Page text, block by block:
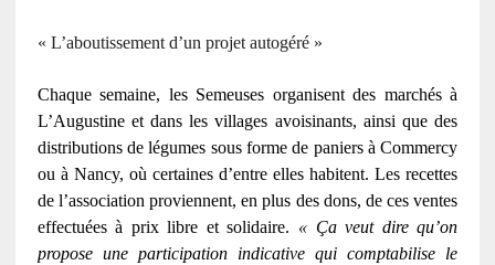
« L’aboutissement d’un projet autogéré »
Chaque semaine, les Semeuses organisent des marchés à
L’Augustine et dans les villages avoisinants, ainsi que des
distributions de légumes sous forme de paniers à Commercy
ou à Nancy, où certaines d’entre elles habitent. Les recettes
de l’association proviennent, en plus des dons, de ces ventes
effectuées à prix libre et solidaire. « Ça veut dire qu’on
propose une participation indicative qui comptabilise le